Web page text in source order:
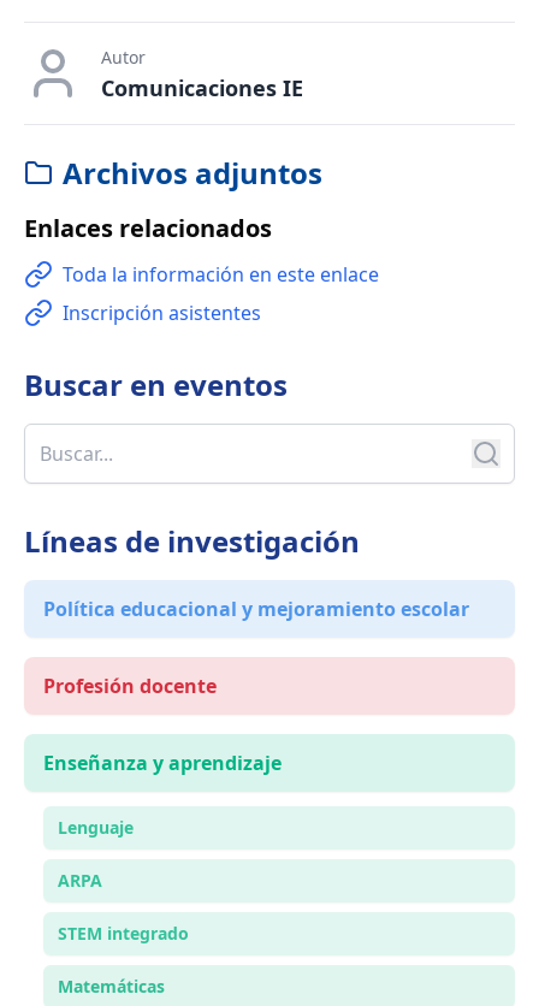
Autor
Comunicaciones IE
Archivos adjuntos
Enlaces relacionados
Toda la información en este enlace
Inscripción asistentes
Buscar en eventos
Líneas de investigación
Política educacional y mejoramiento escolar
Profesión docente
Enseñanza y aprendizaje
Lenguaje
ARPA
STEM integrado
Matemáticas